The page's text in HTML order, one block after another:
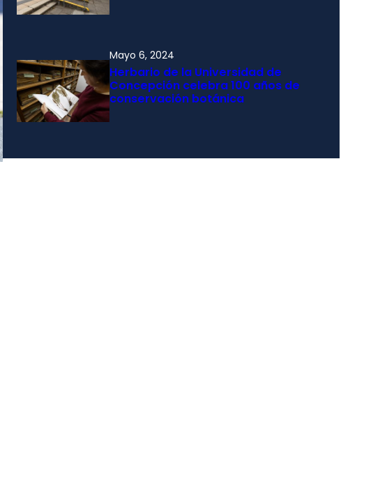
Mayo 6, 2024
Herbario de la Universidad de
Concepción celebra 100 años de
conservación botánica